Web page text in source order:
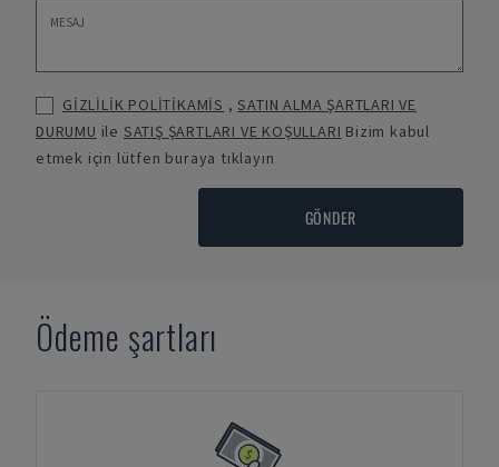
GİZLİLİK POLİTİKAMİS ,SATIN ALMA ŞARTLARI VE
DURUMU ile SATIŞ ŞARTLARI VE KOŞULLARI Bizim kabul
etmek için lütfen buraya tıklayın
GÖNDER
Ödeme şartları